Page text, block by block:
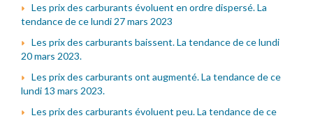
Les prix des carburants évoluent en ordre dispersé. La
tendance de ce lundi 27 mars 2023
Les prix des carburants baissent. La tendance de ce lundi
20 mars 2023.
Les prix des carburants ont augmenté. La tendance de ce
lundi 13 mars 2023.
Les prix des carburants évoluent peu. La tendance de ce